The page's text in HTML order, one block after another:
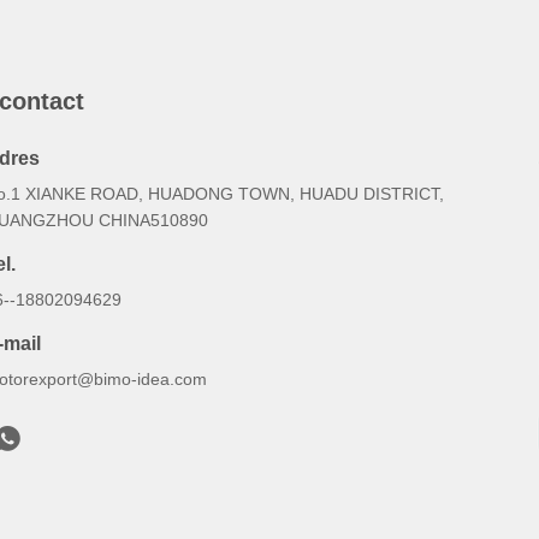
XIANKE ROAD, HUADONG TOWN, HUADU DISTRICT,
CHINA510890
18802094629
mail
idea.com